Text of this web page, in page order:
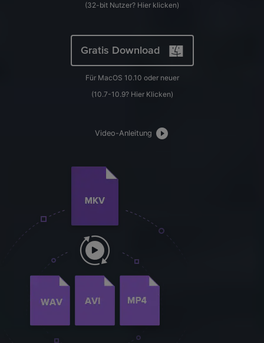
Ihr bester Video Converter
mit hoher Geschwindigkeit.
(32-bit Nutzer? Hier klicken)
Gratis Download
Für MacOS 10.10 oder neuer
(10.7-10.9? Hier Klicken)
Video-Anleitung